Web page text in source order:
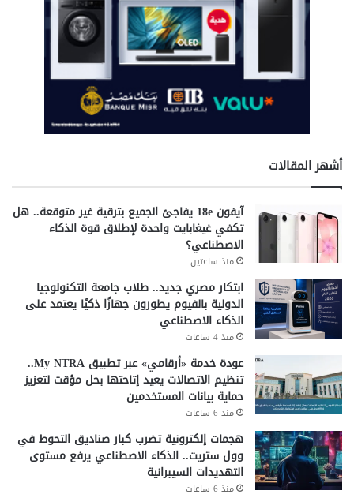
تكثف الوزارة جهودها لإعداد استراتيجية وطنية لجذب استثمارات
مراكز البيانات. كما تعمل على إعداد خريطة استثمارية متكاملة
لهذا القطاع.
وتهدف الخطة إلى جذب الشركات العالمية المتخصصة في
الحوسبة السحابية. كذلك تستهدف دعم خدمات الذكاء
الاصطناعي.
وأشار الوزير إلى أن الموقع الجغرافي المتميز لمصر يمنحها فرصة
كبيرة للتحول إلى مركز إقليمي للبيانات. كما تستفيد الدولة من
شبكة الكابلات البحرية الدولية.
مستقبل رقمي واعد
اختتم الوزير تصريحاته بالتأكيد على استمرار جهود التحول
الرقمي. وأوضح أن الوزارة تركز على الابتكار وتطوير الخدمات
الرقمية.
وأكد أن التوسع في التعهيد والإلكترونيات والبنية التحتية
الرقمية سيدعم الاقتصاد الوطني. كما سيعزز تنافسية مصر في
الأسواق العالمية.
شارك هذا الموضوع:
فيس بوك X
أشهر المقالات
آيفون 18e يفاجئ الجميع بترقية غير متوقعة.. هل
تكفي غيغابايت واحدة لإطلاق قوة الذكاء
الاصطناعي؟
منذ ساعتين
ابتكار مصري جديد.. طلاب جامعة التكنولوجيا
الدولية بالفيوم يطورون جهازًا ذكيًا يعتمد على
الذكاء الاصطناعي
منذ 4 ساعات
عودة خدمة «أرقامي» عبر تطبيق My NTRA..
تنظيم الاتصالات يعيد إتاحتها بحل مؤقت لتعزيز
حماية بيانات المستخدمين
منذ 6 ساعات
هجمات إلكترونية تضرب كبار صناديق التحوط في
وول ستريت.. الذكاء الاصطناعي يرفع مستوى
التهديدات السيبرانية
منذ 6 ساعات